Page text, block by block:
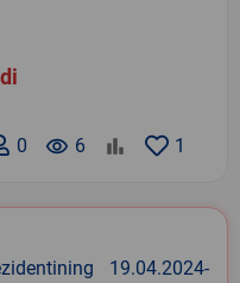
1
remove_red_eye 6
0
19.04.2024-